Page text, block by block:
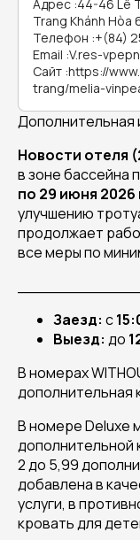
Адрес :44-46 Lê
Trang Khánh Hòa
Телефон :+(84)
Email :V.res-
Сайт :https://
trang/melia-
Новости отеля
в зоне бассейна
по 29 июня 2026
улучшению
продолжает
все меры по
Заезд: с
Выезд: до
В номерах
дополнительная
В номере Deluxe
дополнительной
2 до 5,99
добавлена в
услуги, в
кровать для